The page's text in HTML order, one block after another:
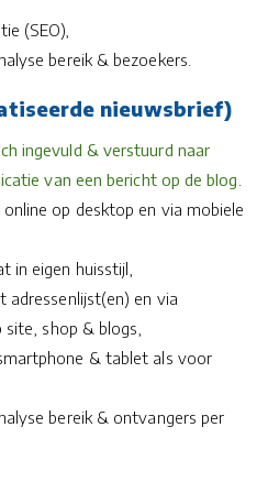
(SEO),
bereik & bezoekers.
nieuwsbrief)
ingevuld & verstuurd naar
van een bericht op de blog
op desktop en via mobiele
in eigen huisstijl,
adressenlijst(en) en via
shop & blogs,
& tablet als voor
bereik & ontvangers per